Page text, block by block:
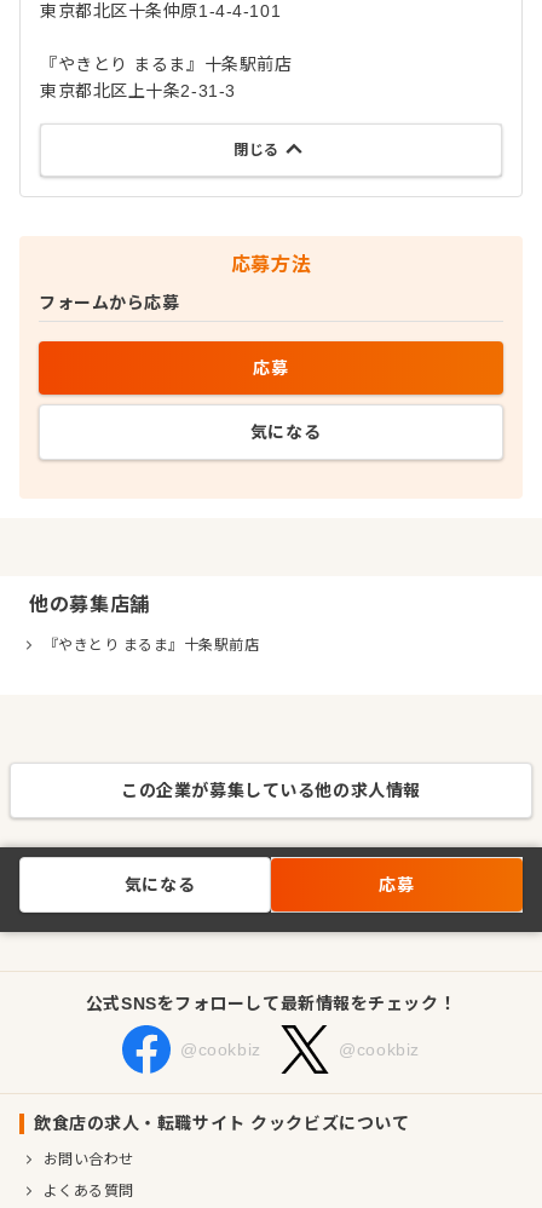
東京都北区十条仲原1-4-4-101
『やきとり まるま』十条駅前店
東京都北区上十条2-31-3
閉じる
応募方法
フォームから応募
応募
気になる
他の募集店舗
『やきとり まるま』十条駅前店
この企業が募集している他の求人情報
気になる 応募
公式SNSをフォローして最新情報をチェック！
@cookbiz @cookbiz
飲食店の求人・転職サイト クックビズについて
お問い合わせ
よくある質問